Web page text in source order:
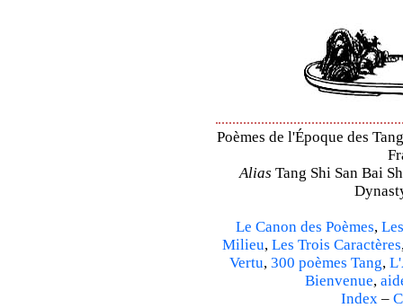
Poèmes de l'Époque des
Alias Tang Shi San Bai
Le Canon des Poèmes,
Milieu, Les Trois Caractères
Vertu, 300 poèmes Tang,
Bienvenue,
Index–